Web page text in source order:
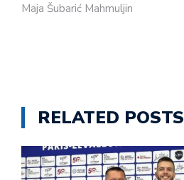
Maja Šubarić Mahmuljin
RELATED POSTS